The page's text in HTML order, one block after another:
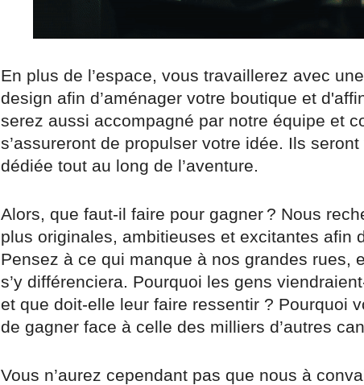
En plus de l’espace, vous travaillerez avec
design afin d’aménager votre boutique et
serez aussi accompagné par notre équipe et
s’assureront de propulser votre idée. Ils
dédiée tout au long de l’aventure.
Alors, que faut-il faire pour gagner ? Nous
plus originales, ambitieuses et excitantes afin
Pensez à ce qui manque à nos grandes rues,
s’y différenciera. Pourquoi les gens
et que doit-elle leur faire ressentir ? Pourquoi
de gagner face à celle des milliers d’autres
Vous n’aurez cependant pas que nous à